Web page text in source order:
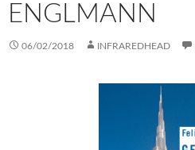
ENGLMANN
06/02/2018 INFRAREDHEAD